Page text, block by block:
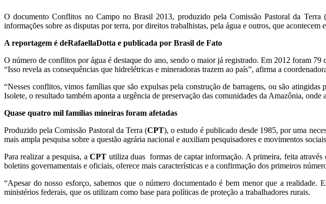
O documento Conflitos no Campo no Brasil 2013, produzido pela Comissão Pastoral da
informações sobre as disputas por terra, por direitos trabalhistas, pela água e outros, que
A reportagem é deRafaellaDotta e publicada por Brasil de Fato
O número de conflitos por água é destaque do ano, sendo o maior já registrado. Em 2012 foram
“Isso revela as consequências que hidrelétricas e mineradoras trazem ao país”, afirma a
“Nesses conflitos, vimos famílias que são expulsas pela construção de barragens, ou são
Isolete, o resultado também aponta a urgência de preservação das comunidades da Amazônia,
Quase quatro mil famílias mineiras foram afetadas
Produzido pela Comissão Pastoral da Terra (CPT), o estudo é publicado desde 1985, por uma
mais ampla pesquisa sobre a questão agrária nacional e auxiliam pesquisadores e movimentos
Para realizar a pesquisa, aCPT utiliza duas formas de captar informação. A primeira, feita
boletins governamentais e oficiais, oferece mais características e a confirmação dos primeiros
“Apesar do nosso esforço, sabemos que o número documentado é bem menor que a realidade.
ministérios federais, que os utilizam como base para políticas de proteção a trabalhadores rurais.